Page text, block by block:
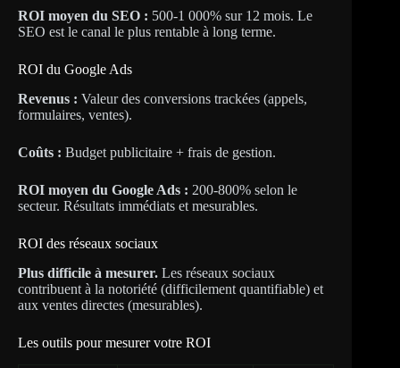
ROI moyen du SEO : 500-1 000% sur 12 mois. Le
SEO est le canal le plus rentable à long terme.
ROI du Google Ads
Revenus : Valeur des conversions trackées (appels,
formulaires, ventes).
Coûts : Budget publicitaire + frais de gestion.
ROI moyen du Google Ads : 200-800% selon le
secteur. Résultats immédiats et mesurables.
ROI des réseaux sociaux
Plus difficile à mesurer. Les réseaux sociaux
contribuent à la notoriété (difficilement quantifiable) et
aux ventes directes (mesurables).
Les outils pour mesurer votre ROI